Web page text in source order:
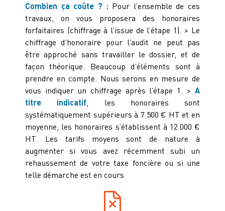
Combien ça coûte ? : Pour l’ensemble de ces
travaux, on vous proposera des honoraires
forfaitaires (chiffrage à l’issue de l’étape 1). > Le
chiffrage d’honoraire pour l’audit ne peut pas
être approché sans travailler le dossier, et de
façon théorique. Beaucoup d’éléments sont à
prendre en compte. Nous serons en mesure de
vous indiquer un chiffrage après l’étape 1. > A
titre indicatif , les honoraires sont
systématiquement supérieurs à 7.500 € HT et en
moyenne, les honoraires s’établissent à 12.000 €
HT. Les tarifs moyens sont de nature à
augmenter si vous avez récemment subi un
rehaussement de votre taxe foncière ou si une
telle démarche est en cours